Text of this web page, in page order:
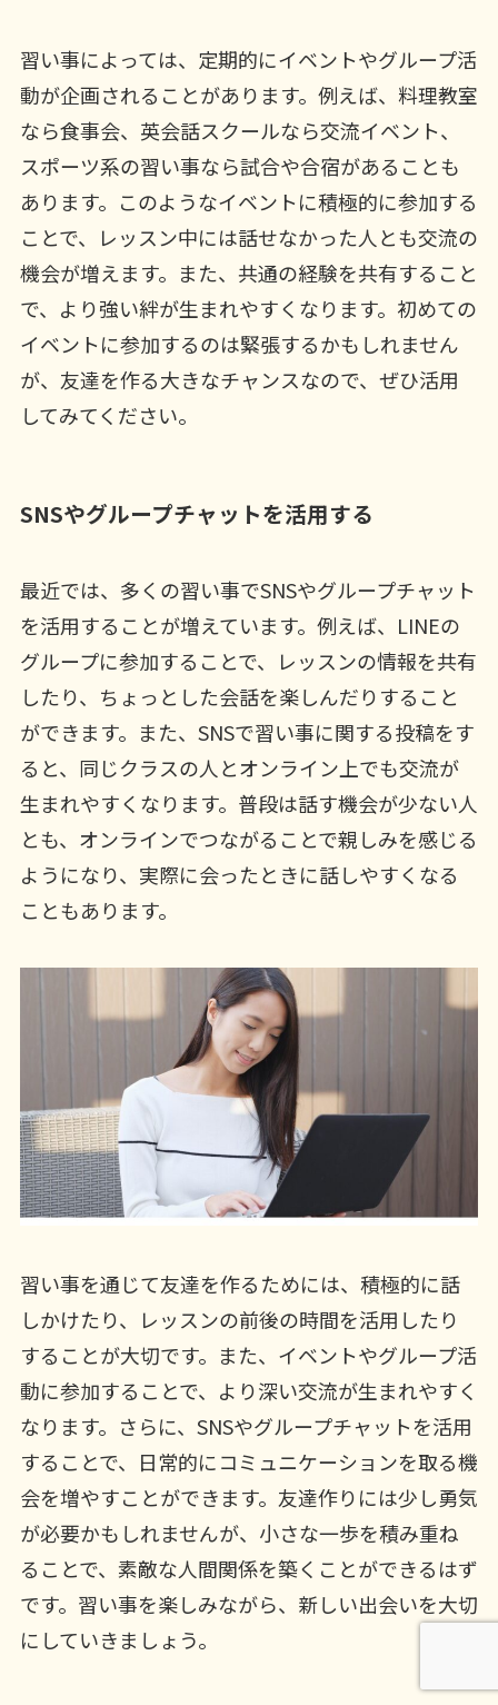
習い事によっては、定期的にイベントやグループ活
動が企画されることがあります。例えば、料理教室
なら食事会、英会話スクールなら交流イベント、
スポーツ系の習い事なら試合や合宿があることも
あります。このようなイベントに積極的に参加する
ことで、レッスン中には話せなかった人とも交流の
機会が増えます。また、共通の経験を共有すること
で、より強い絆が生まれやすくなります。初めての
イベントに参加するのは緊張するかもしれません
が、友達を作る大きなチャンスなので、ぜひ活用
してみてください。
SNSやグループチャットを活用する
最近では、多くの習い事でSNSやグループチャット
を活用することが増えています。例えば、LINEの
グループに参加することで、レッスンの情報を共有
したり、ちょっとした会話を楽しんだりすること
ができます。また、SNSで習い事に関する投稿をす
ると、同じクラスの人とオンライン上でも交流が
生まれやすくなります。普段は話す機会が少ない人
とも、オンラインでつながることで親しみを感じる
ようになり、実際に会ったときに話しやすくなる
こともあります。
習い事を通じて友達を作るためには、積極的に話
しかけたり、レッスンの前後の時間を活用したり
することが大切です。また、イベントやグループ活
動に参加することで、より深い交流が生まれやすく
なります。さらに、SNSやグループチャットを活用
することで、日常的にコミュニケーションを取る機
会を増やすことができます。友達作りには少し勇気
が必要かもしれませんが、小さな一歩を積み重ね
ることで、素敵な人間関係を築くことができるはず
です。習い事を楽しみながら、新しい出会いを大切
にしていきましょう。